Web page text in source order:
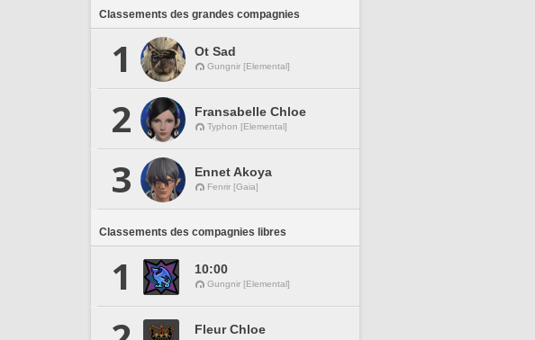
Classements des grandes compagnies
1 Ot Sad
Gungnir [Elemental]
2 Fransabelle Chloe
Typhon [Elemental]
3 Ennet Akoya
Fenrir [Gaia]
Classements des compagnies libres
1 10:00
Gungnir [Elemental]
Fleur Chloe